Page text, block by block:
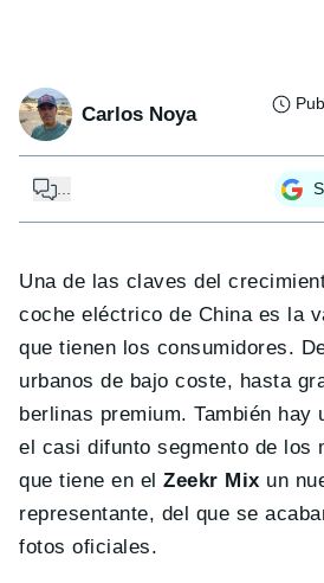
Carlos Noya
Una de las claves del
coche eléctrico de China es la
que tienen los consumidores.
urbanos de bajo coste, hasta
berlinas premium. También hay
el casi difunto segmento de los
que tiene en elZeekr Mix un
representante, del que se
fotos oficiales.